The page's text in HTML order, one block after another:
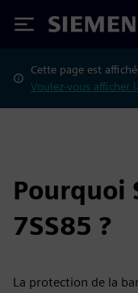
Siemens
Cette page est
Voulez-vous afficher
Pourquoi
7SS85 ?
La protection de la